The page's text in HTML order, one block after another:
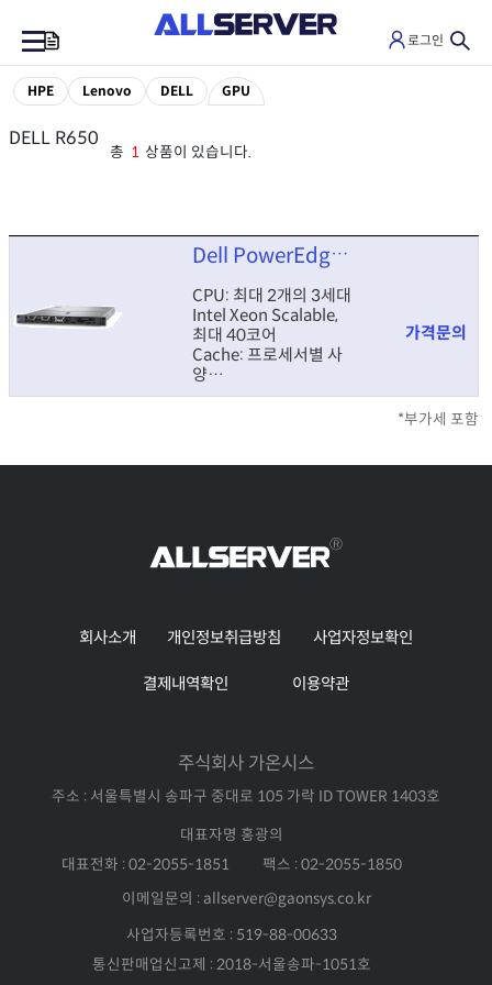
로그인
HPE Lenovo DELL GPU
DELL R650
총 1 상품이 있습니다.
Dell PowerEdge R650
CPU: 최대 2개의 3세대
Intel Xeon Scalable,
최대 40코어
Cache: 프로세서별 사
양
HDD: 최대 240TB
가격문의
*부가세 포함
회사소개 개인정보취급방침 사업자정보확인
결제내역확인 이용약관
주식회사 가온시스
주소 : 서울특별시 송파구 중대로 105 가락 ID TOWER 1403호
대표자명 홍광의
대표전화 : 02-2055-1851
팩스 : 02-2055-1850
이메일문의 : allserver@gaonsys.co.kr
사업자등록번호 : 519-88-00633
통신판매업신고제 : 2018-서울송파-1051호